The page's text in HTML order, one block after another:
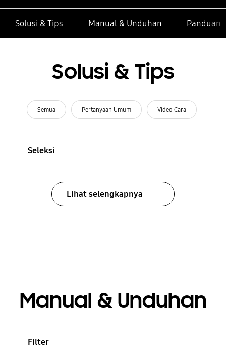
Solusi & Tips Manual & Unduhan Panduan
Solusi & Tips
Semua Pertanyaan Umum Video Cara
Seleksi
Lihat selengkapnya
Manual & Unduhan
Filter